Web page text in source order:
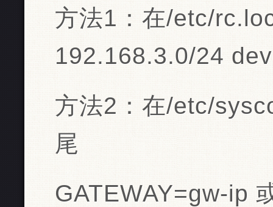
方法1：在/etc/
192.168.3.0/24
方法2：在/etc/
尾
GATEWAY=gw-ip